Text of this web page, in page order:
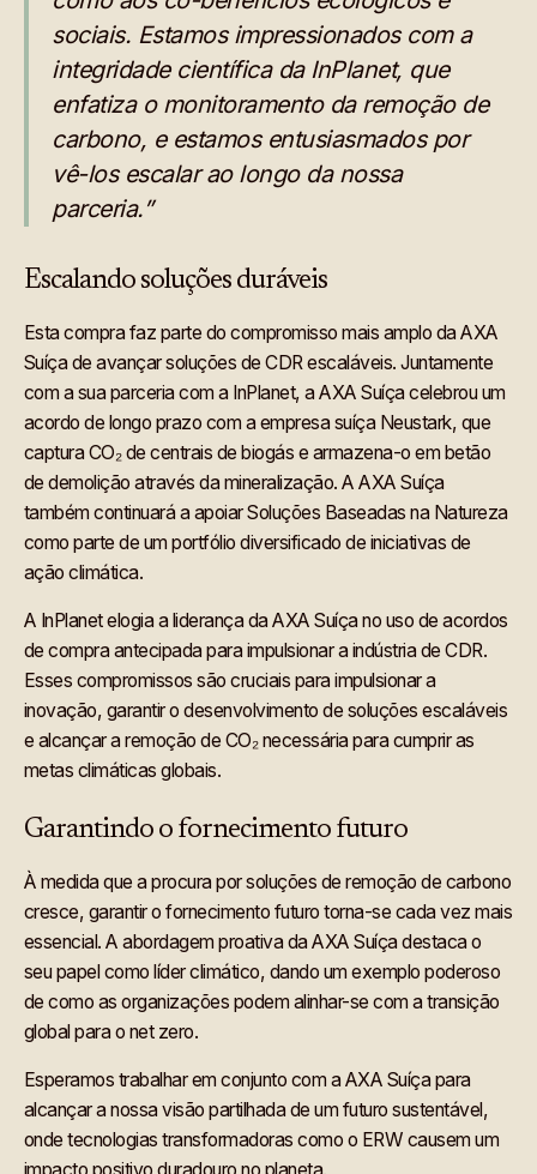
sociais. Estamos impressionados com a
integridade científica da InPlanet, que
enfatiza o monitoramento da remoção de
carbono, e estamos entusiasmados por
vê-los escalar ao longo da nossa
parceria.”
Escalando soluções duráveis
Esta compra faz parte do compromisso mais amplo da AXA
Suíça de avançar soluções de CDR escaláveis. Juntamente
com a sua parceria com a InPlanet, a AXA Suíça celebrou um
acordo de longo prazo com a empresa suíça Neustark, que
captura CO₂ de centrais de biogás e armazena-o em betão
de demolição através da mineralização. A AXA Suíça
também continuará a apoiar Soluções Baseadas na Natureza
como parte de um portfólio diversificado de iniciativas de
ação climática.
A InPlanet elogia a liderança da AXA Suíça no uso de acordos
de compra antecipada para impulsionar a indústria de CDR.
Esses compromissos são cruciais para impulsionar a
inovação, garantir o desenvolvimento de soluções escaláveis
e alcançar a remoção de CO₂ necessária para cumprir as
metas climáticas globais.
Garantindo o fornecimento futuro
À medida que a procura por soluções de remoção de carbono
cresce, garantir o fornecimento futuro torna-se cada vez mais
essencial. A abordagem proativa da AXA Suíça destaca o
seu papel como líder climático, dando um exemplo poderoso
de como as organizações podem alinhar-se com a transição
global para o net zero.
Esperamos trabalhar em conjunto com a AXA Suíça para
alcançar a nossa visão partilhada de um futuro sustentável,
onde tecnologias transformadoras como o ERW causem um